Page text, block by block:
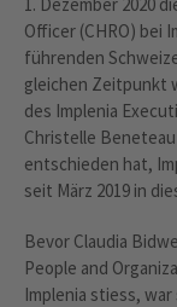
Officer (CHRO) bei
führenden
gleichen Zeitpunkt
des Implenia
Christelle
entschieden hat,
seit März 2019 in
Bevor Claudia
People and
Implenia stiess,